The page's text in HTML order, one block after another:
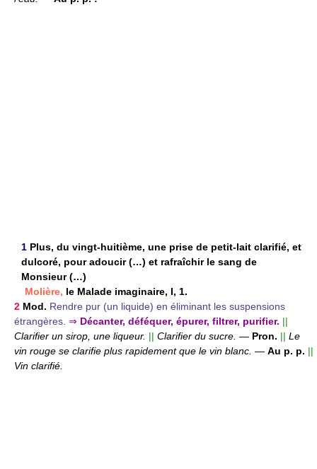
1 Plus, du vingt-huitième, une prise de petit-lait clarifié, et
dulcoré, pour adoucir (…) et rafraîchir le sang de
Monsieur (…)
Molière, le Malade imaginaire, I, 1.
2 Mod. Rendre pur (un liquide) en éliminant les suspensions
étrangères. ⇒ Décanter, déféquer, épurer, filtrer, purifier. ||
Clarifier un sirop, une liqueur. || Clarifier du sucre. — Pron. || Le
vin rouge se clarifie plus rapidement que le vin blanc. — Au p. p. ||
Vin clarifié.